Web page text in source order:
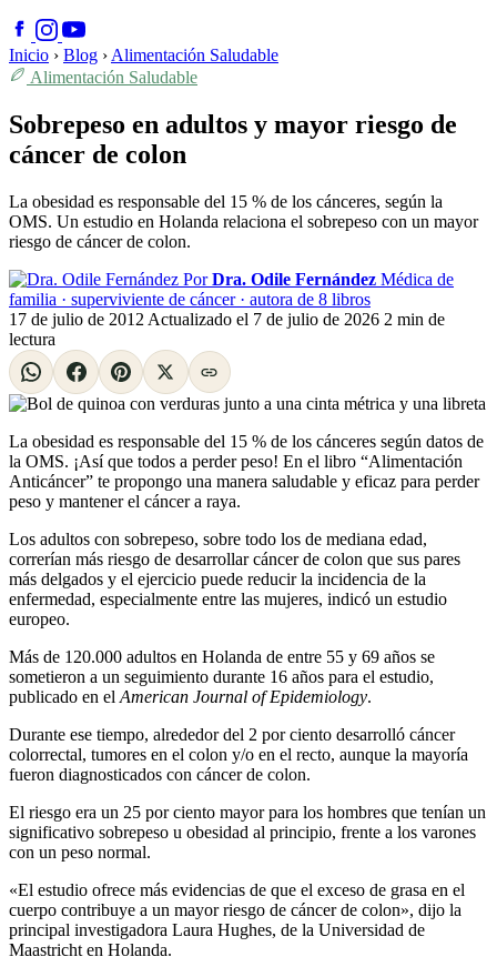
Inicio › Blog › Alimentación Saludable
Alimentación Saludable
Sobrepeso en adultos y mayor riesgo de
cáncer de colon
La obesidad es responsable del 15 % de los cánceres, según la
OMS. Un estudio en Holanda relaciona el sobrepeso con un mayor
riesgo de cáncer de colon.
Por Dra. Odile Fernández Médica de
familia · superviviente de cáncer · autora de 8 libros
17 de julio de 2012 Actualizado el 7 de julio de 2026 2 min de
lectura
La obesidad es responsable del 15 % de los cánceres según datos de
la OMS. ¡Así que todos a perder peso! En el libro “Alimentación
Anticáncer” te propongo una manera saludable y eficaz para perder
peso y mantener el cáncer a raya.
Los adultos con sobrepeso, sobre todo los de mediana edad,
correrían más riesgo de desarrollar cáncer de colon que sus pares
más delgados y el ejercicio puede reducir la incidencia de la
enfermedad, especialmente entre las mujeres, indicó un estudio
europeo.
Más de 120.000 adultos en Holanda de entre 55 y 69 años se
sometieron a un seguimiento durante 16 años para el estudio,
publicado en el American Journal of Epidemiology.
Durante ese tiempo, alrededor del 2 por ciento desarrolló cáncer
colorrectal, tumores en el colon y/o en el recto, aunque la mayoría
fueron diagnosticados con cáncer de colon.
El riesgo era un 25 por ciento mayor para los hombres que tenían un
significativo sobrepeso u obesidad al principio, frente a los varones
con un peso normal.
«El estudio ofrece más evidencias de que el exceso de grasa en el
cuerpo contribuye a un mayor riesgo de cáncer de colon», dijo la
principal investigadora Laura Hughes, de la Universidad de
Maastricht en Holanda.